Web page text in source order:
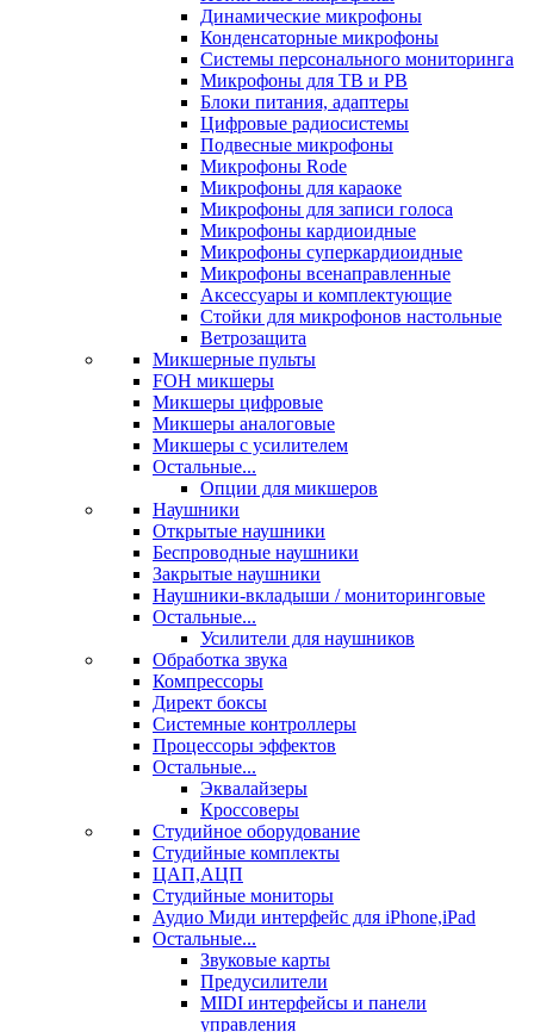
Динамические микрофоны
Конденсаторные микрофоны
Системы персонального мониторинга
Микрофоны для ТВ и РВ
Блоки питания, адаптеры
Цифровые радиосистемы
Подвесные микрофоны
Микрофоны Rode
Микрофоны для караоке
Микрофоны для записи голоса
Микрофоны кардиоидные
Микрофоны суперкардиоидные
Микрофоны всенаправленные
Аксессуары и комплектующие
Стойки для микрофонов настольные
Ветрозащита
Микшерные пульты
FOH микшеры
Микшеры цифровые
Микшеры аналоговые
Микшеры с усилителем
Остальные...
Опции для микшеров
Наушники
Открытые наушники
Беспроводные наушники
Закрытые наушники
Наушники-вкладыши / мониторинговые
Остальные...
Усилители для наушников
Обработка звука
Компрессоры
Директ боксы
Системные контроллеры
Процессоры эффектов
Остальные...
Эквалайзеры
Кроссоверы
Студийное оборудование
Студийные комплекты
ЦАП,АЦП
Студийные мониторы
Аудио Миди интерфейс для iPhone,iPad
Остальные...
Звуковые карты
Предусилители
MIDI интерфейсы и панели
управления